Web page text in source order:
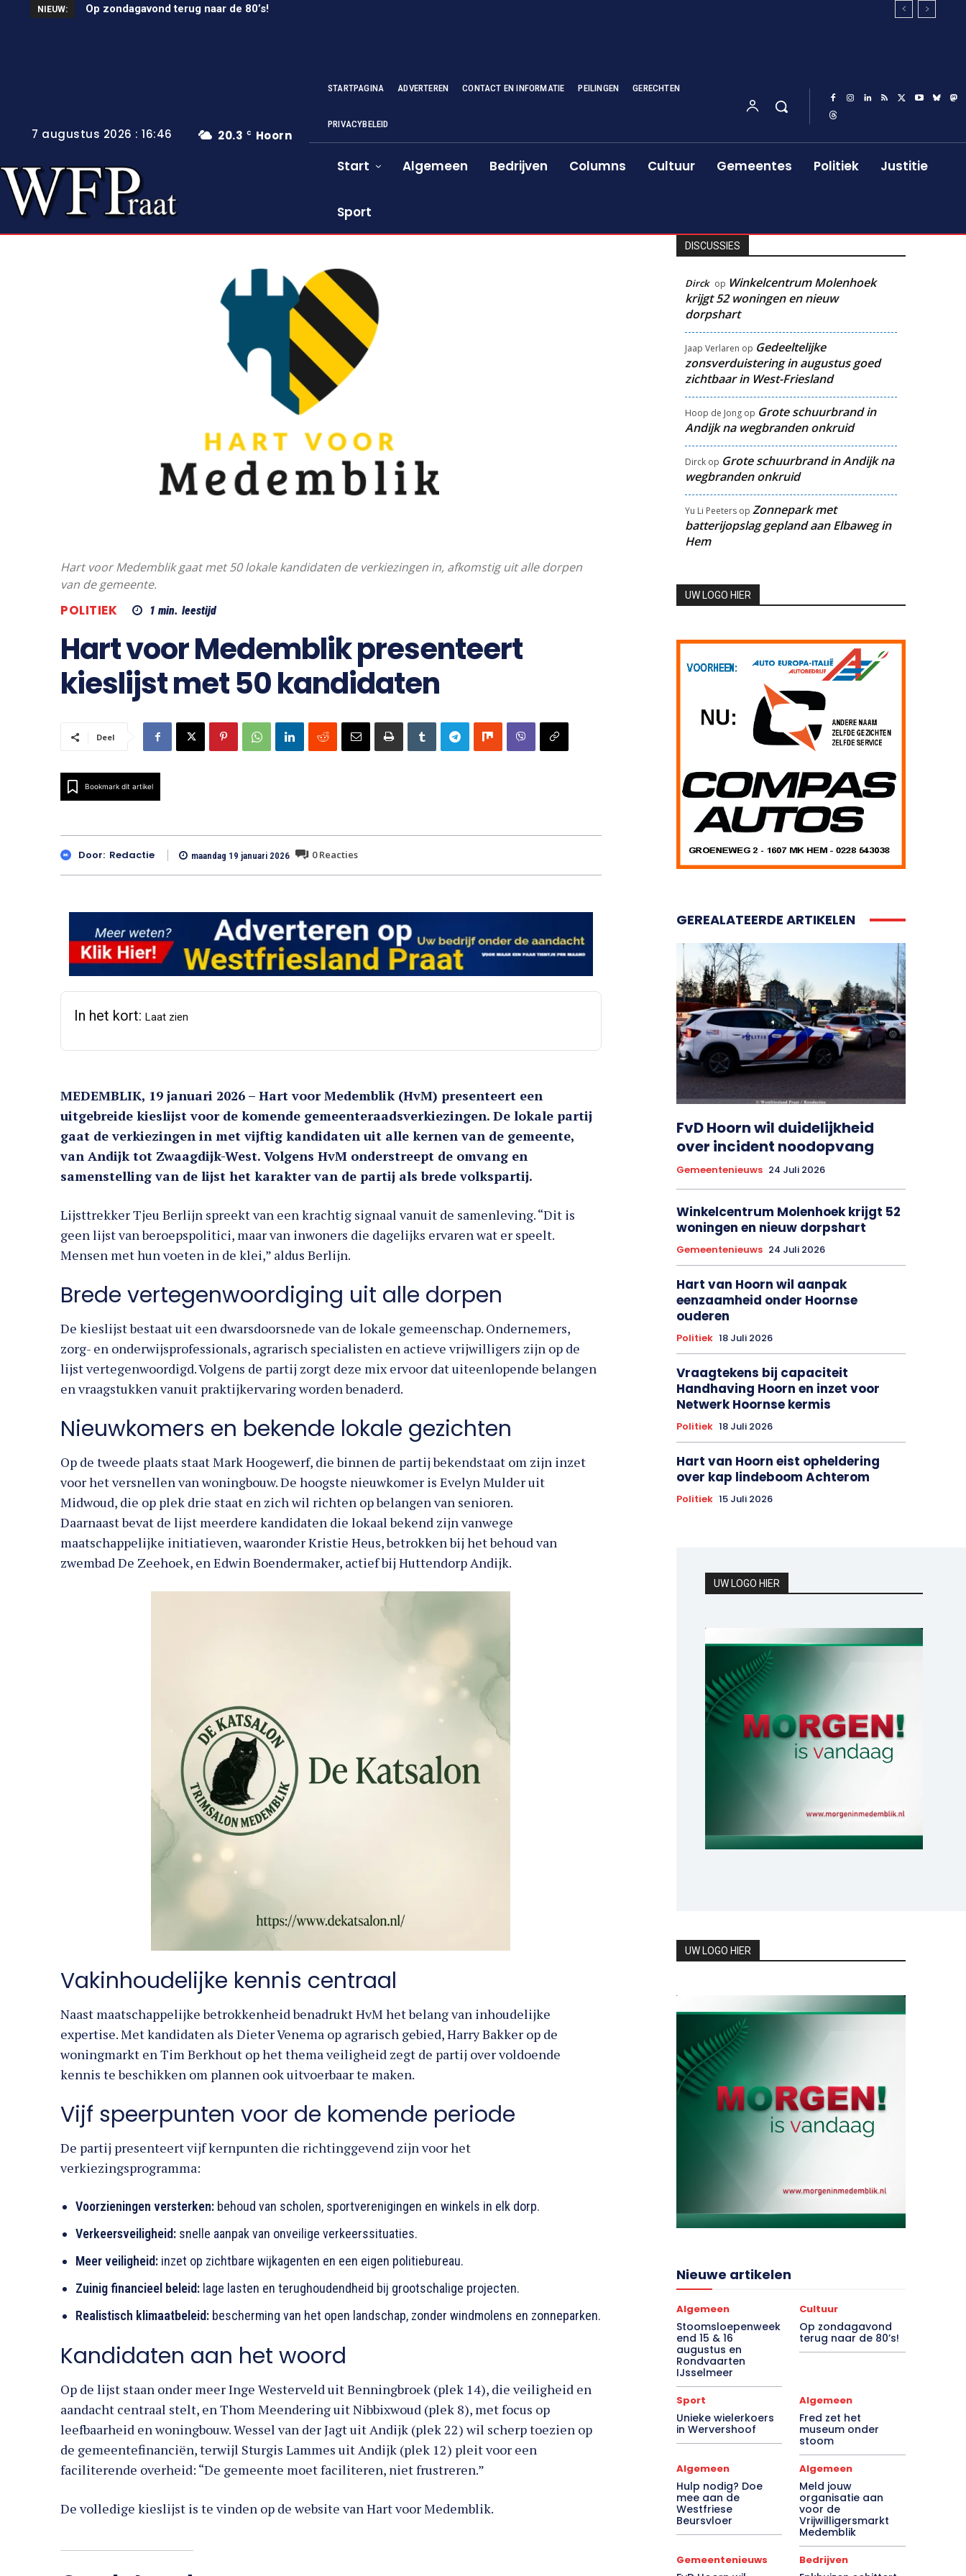
NIEUW: Unieke wielerkoers in Wervershoof
20.3 C Hoorn
7 augustus 2026 : 16:46
STARTPAGINA ADVERTEREN CONTACT EN INFORMATIE PEILINGEN GERECHTEN
PRIVACYBELEID
Start Algemeen Bedrijven Columns Cultuur Gemeentes Politiek Justitie
Sport
Hart voor Medemblik gaat met 50 lokale kandidaten de verkiezingen in, afkomstig uit alle dorpen
van de gemeente.
POLITIEK 1 min. leestijd
Hart voor Medemblik presenteert
kieslijst met 50 kandidaten
Deel
Bookmark dit artikel
Door: Redactie maandag 19 januari 2026 0Reacties
In het kort: Laat zien
MEDEMBLIK, 19 januari 2026 – Hart voor Medemblik (HvM) presenteert een
uitgebreide kieslijst voor de komende gemeenteraadsverkiezingen. De lokale partij
gaat de verkiezingen in met vijftig kandidaten uit alle kernen van de gemeente,
van Andijk tot Zwaagdijk-West. Volgens HvM onderstreept de omvang en
samenstelling van de lijst het karakter van de partij als brede volkspartij.
Lijsttrekker Tjeu Berlijn spreekt van een krachtig signaal vanuit de samenleving. “Dit is
geen lijst van beroepspolitici, maar van inwoners die dagelijks ervaren wat er speelt.
Mensen met hun voeten in de klei,” aldus Berlijn.
Brede vertegenwoordiging uit alle dorpen
De kieslijst bestaat uit een dwarsdoorsnede van de lokale gemeenschap. Ondernemers,
zorg- en onderwijsprofessionals, agrarisch specialisten en actieve vrijwilligers zijn op de
lijst vertegenwoordigd. Volgens de partij zorgt deze mix ervoor dat uiteenlopende belangen
en vraagstukken vanuit praktijkervaring worden benaderd.
Nieuwkomers en bekende lokale gezichten
Op de tweede plaats staat Mark Hoogewerf, die binnen de partij bekendstaat om zijn inzet
voor het versnellen van woningbouw. De hoogste nieuwkomer is Evelyn Mulder uit
Midwoud, die op plek drie staat en zich wil richten op belangen van senioren.
Daarnaast bevat de lijst meerdere kandidaten die lokaal bekend zijn vanwege
maatschappelijke initiatieven, waaronder Kristie Heus, betrokken bij het behoud van
zwembad De Zeehoek, en Edwin Boendermaker, actief bij Huttendorp Andijk.
Vakinhoudelijke kennis centraal
Naast maatschappelijke betrokkenheid benadrukt HvM het belang van inhoudelijke
expertise. Met kandidaten als Dieter Venema op agrarisch gebied, Harry Bakker op de
woningmarkt en Tim Berkhout op het thema veiligheid zegt de partij over voldoende
kennis te beschikken om plannen ook uitvoerbaar te maken.
Vijf speerpunten voor de komende periode
De partij presenteert vijf kernpunten die richtinggevend zijn voor het
verkiezingsprogramma:
Voorzieningen versterken: behoud van scholen, sportverenigingen en winkels in elk dorp.
Verkeersveiligheid: snelle aanpak van onveilige verkeerssituaties.
Meer veiligheid: inzet op zichtbare wijkagenten en een eigen politiebureau.
Zuinig financieel beleid: lage lasten en terughoudendheid bij grootschalige projecten.
Realistisch klimaatbeleid: bescherming van het open landschap, zonder windmolens en zonneparken.
Kandidaten aan het woord
Op de lijst staan onder meer Inge Westerveld uit Benningbroek (plek 14), die veiligheid en
aandacht centraal stelt, en Thom Meendering uit Nibbixwoud (plek 8), met focus op
leefbaarheid en woningbouw. Wessel van der Jagt uit Andijk (plek 22) wil scherp toezien op
de gemeentefinanciën, terwijl Sturgis Lammes uit Andijk (plek 12) pleit voor een
faciliterende overheid: “De gemeente moet faciliteren, niet frustreren.”
De volledige kieslijst is te vinden op de website van Hart voor Medemblik.
DISCUSSIES
Dirck op Winkelcentrum Molenhoek
krijgt 52 woningen en nieuw
dorpshart
Jaap Verlaren op Gedeeltelijke
zonsverduistering in augustus goed
zichtbaar in West-Friesland
Hoop de Jongop Grote schuurbrand in
Andijk na wegbranden onkruid
Dirckop Grote schuurbrand in Andijk na
wegbranden onkruid
Yu Li Peetersop Zonnepark met
batterijopslag gepland aan Elbaweg in
Hem
UW LOGO HIER
GEREALATEERDE ARTIKELEN
FvD Hoorn wil duidelijkheid
over incident noodopvang
Gemeentenieuws 24 Juli 2026
Winkelcentrum Molenhoek krijgt 52
woningen en nieuw dorpshart
Gemeentenieuws 24 Juli 2026
Hart van Hoorn wil aanpak
eenzaamheid onder Hoornse
ouderen
Politiek 18 Juli 2026
Vraagtekens bij capaciteit
Handhaving Hoorn en inzet voor
Netwerk Hoornse kermis
Politiek 18 Juli 2026
Hart van Hoorn eist opheldering
over kap lindeboom Achterom
Politiek 15 Juli 2026
UW LOGO HIER
UW LOGO HIER
Nieuwe artikelen
Algemeen
Stoomsloepenweek
end 15 & 16
augustus en
Rondvaarten
IJsselmeer
Cultuur
Op zondagavond
terug naar de 80’s!
Sport
Unieke wielerkoers
in Wervershoof
Algemeen
Fred zet het
museum onder
stoom
Algemeen
Hulp nodig? Doe
mee aan de
Westfriese
Beursvloer
Algemeen
Meld jouw
organisatie aan
voor de
Vrijwilligersmarkt
Medemblik
Gemeentenieuws Bedrijven